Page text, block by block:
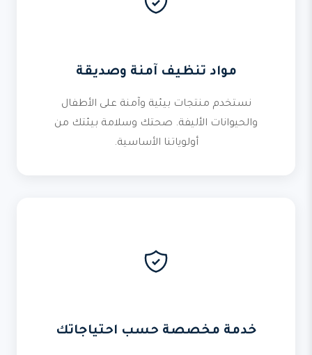
مواد تنظيف آمنة وصديقة
نستخدم منتجات بيئية وآمنة على الأطفال
والحيوانات الأليفة. صحتك وسلامة بيئتك من
أولوياتنا الأساسية.
خدمة مخصصة حسب احتياجاتك